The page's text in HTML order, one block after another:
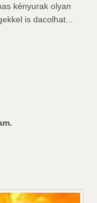
kényurak olyan
is dacolhat...